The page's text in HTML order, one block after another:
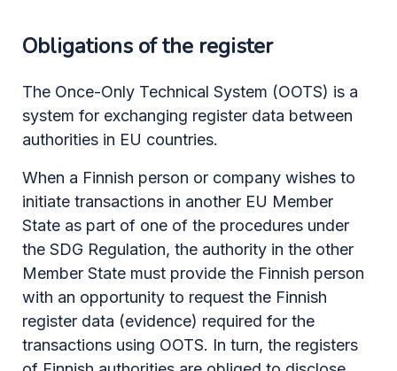
Obligations of the register
The Once-Only Technical System (OOTS) is a
system for exchanging register data between
authorities in EU countries.
When a Finnish person or company wishes to
initiate transactions in another EU Member
State as part of one of the procedures under
the SDG Regulation, the authority in the other
Member State must provide the Finnish person
with an opportunity to request the Finnish
register data (evidence) required for the
transactions using OOTS. In turn, the registers